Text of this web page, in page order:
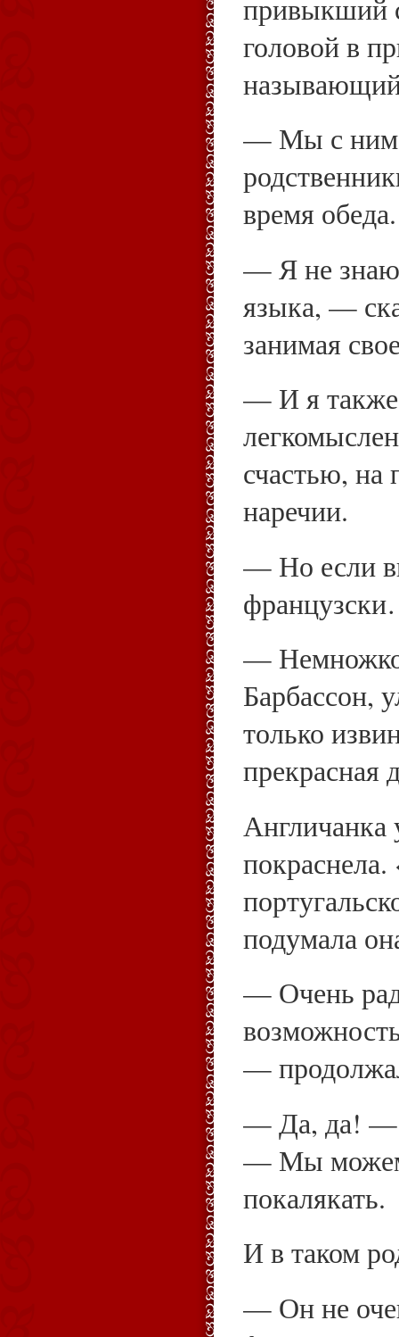
привыкший
головой в
— Мы с ним
время обеда.
— Я не знаю
языка, —
занимая
— И я
счастью, на
наречии.
— Но если
—
Барбассон,
только
прекрасная
Англичанка
покраснела.
подумала
— Очень
—
— Да, да! —
— Мы
покалякать.
И в таком
— Он не